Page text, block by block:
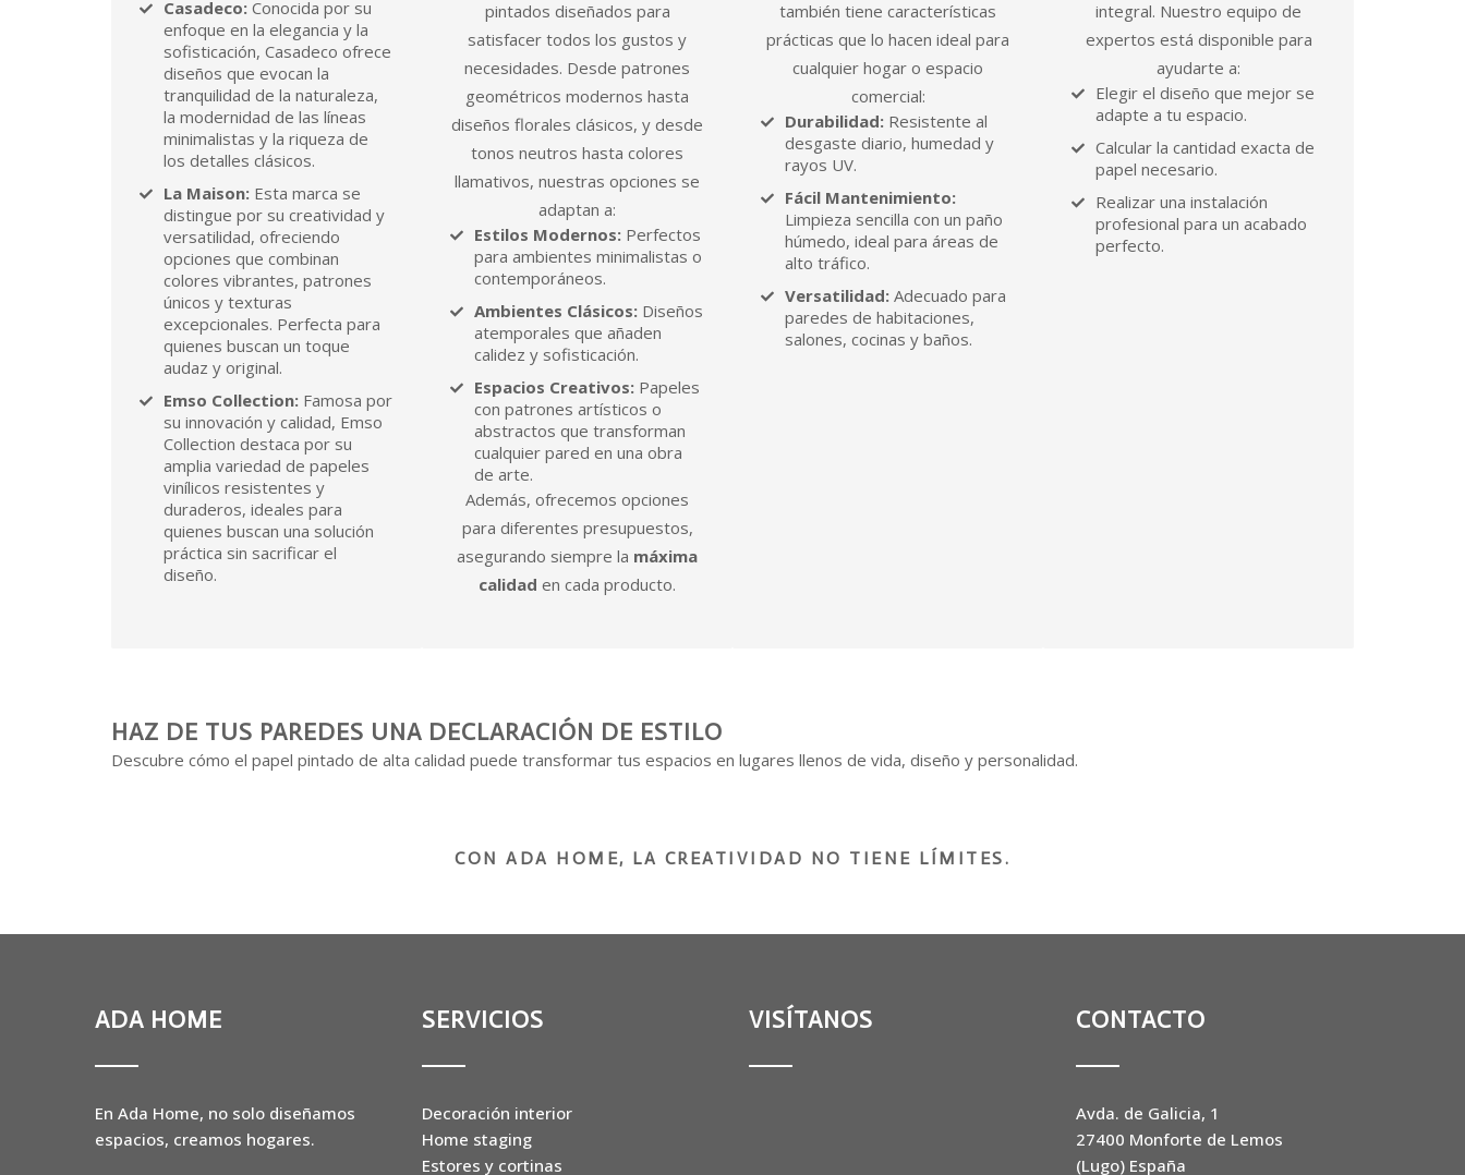
Casadeco: Conocida por su
enfoque en la elegancia y la
sofisticación, Casadeco ofrece
diseños que evocan la
tranquilidad de la naturaleza,
la modernidad de las líneas
minimalistas y la riqueza de
los detalles clásicos.
La Maison: Esta marca se
distingue por su creatividad y
versatilidad, ofreciendo
opciones que combinan
colores vibrantes, patrones
únicos y texturas
excepcionales. Perfecta para
quienes buscan un toque
audaz y original.
Emso Collection: Famosa por
su innovación y calidad, Emso
Collection destaca por su
amplia variedad de papeles
vinílicos resistentes y
duraderos, ideales para
quienes buscan una solución
práctica sin sacrificar el
diseño.
pintados diseñados para
satisfacer todos los gustos y
necesidades. Desde patrones
geométricos modernos hasta
diseños florales clásicos, y desde
tonos neutros hasta colores
llamativos, nuestras opciones se
adaptan a:
Estilos Modernos: Perfectos
para ambientes minimalistas o
contemporáneos.
Ambientes Clásicos: Diseños
atemporales que añaden
calidez y sofisticación.
Espacios Creativos: Papeles
con patrones artísticos o
abstractos que transforman
cualquier pared en una obra
de arte.
Además, ofrecemos opciones
para diferentes presupuestos,
asegurando siempre la máxima
calidad en cada producto.
también tiene características
prácticas que lo hacen ideal para
cualquier hogar o espacio
comercial:
Durabilidad: Resistente al
desgaste diario, humedad y
rayos UV.
Fácil Mantenimiento:
Limpieza sencilla con un paño
húmedo, ideal para áreas de
alto tráfico.
Versatilidad: Adecuado para
paredes de habitaciones,
salones, cocinas y baños.
integral. Nuestro equipo de
expertos está disponible para
ayudarte a:
Elegir el diseño que mejor se
adapte a tu espacio.
Calcular la cantidad exacta de
papel necesario.
Realizar una instalación
profesional para un acabado
perfecto.
HAZ DE TUS PAREDES UNA DECLARACIÓN DE ESTILO
Descubre cómo el papel pintado de alta calidad puede transformar tus espacios en lugares llenos de vida, diseño y personalidad.
CON ADA HOME, LA CREATIVIDAD NO TIENE LÍMITES.
ADA HOME
En Ada Home, no solo diseñamos
espacios, creamos hogares.
SERVICIOS
Decoración interior
Home staging
Estores y cortinas
VISÍTANOS CONTACTO
Avda. de Galicia, 1
27400 Monforte de Lemos
(Lugo) España